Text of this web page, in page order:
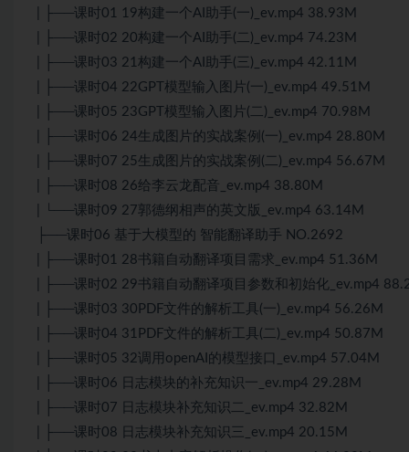
| ├──课时01 19构建一个AI助手(一)_ev.mp4 38.93M
| ├──课时02 20构建一个AI助手(二)_ev.mp4 74.23M
| ├──课时03 21构建一个AI助手(三)_ev.mp4 42.11M
| ├──课时04 22GPT模型输入图片(一)_ev.mp4 49.51M
| ├──课时05 23GPT模型输入图片(二)_ev.mp4 70.98M
| ├──课时06 24生成图片的实战案例(一)_ev.mp4 28.80M
| ├──课时07 25生成图片的实战案例(二)_ev.mp4 56.67M
| ├──课时08 26给李云龙配音_ev.mp4 38.80M
| └──课时09 27郭德纲相声的英文版_ev.mp4 63.14M
├──课时06 基于大模型的 智能翻译助手 NO.2692
| ├──课时01 28书籍自动翻译项目需求_ev.mp4 51.36M
| ├──课时02 29书籍自动翻译项目参数和初始化_ev.mp4
| ├──课时03 30PDF文件的解析工具(一)_ev.mp4 56.26M
| ├──课时04 31PDF文件的解析工具(二)_ev.mp4 50.87M
| ├──课时05 32调用openAI的模型接口_ev.mp4 57.04M
| ├──课时06 日志模块的补充知识一_ev.mp4 29.28M
| ├──课时07 日志模块补充知识二_ev.mp4 32.82M
| ├──课时08 日志模块补充知识三_ev.mp4 20.15M